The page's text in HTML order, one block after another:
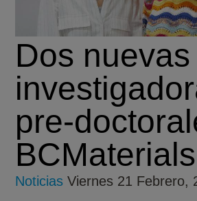
Dos nuevas
pre-
BCMaterials
Noticias Viernes 21 Febrero,